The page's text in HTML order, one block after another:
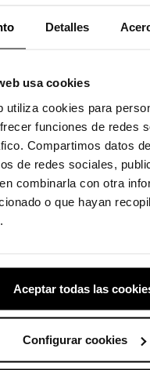
Detalles
usa cookies
utiliza cookies para
funciones de redes
Compartimos datos
de redes sociales,
combinarla con otra
o que hayan
Aceptar todas las
Configurar cookies
dourada Cocó do Lil
4,99 €